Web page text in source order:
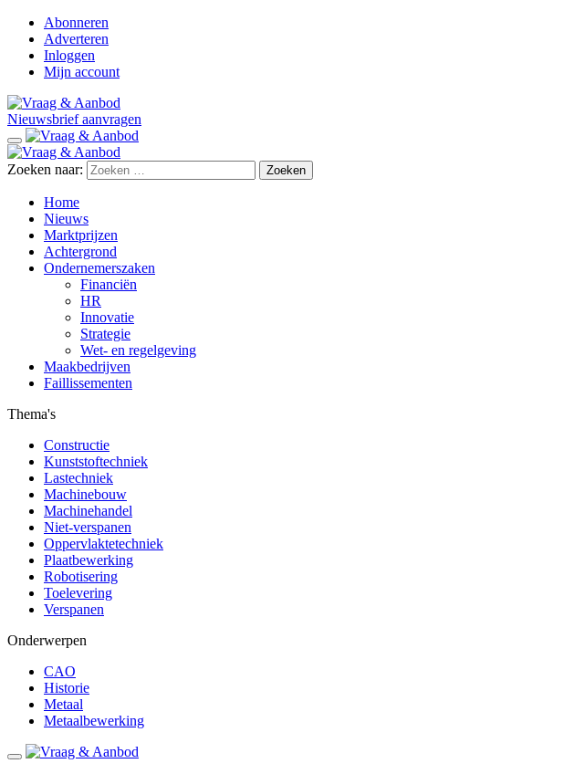
Abonneren
Adverteren
Inloggen
Mijn account
Nieuwsbrief aanvragen
Zoeken naar:
Home
Nieuws
Marktprijzen
Achtergrond
Ondernemerszaken
Financiën
HR
Innovatie
Strategie
Wet- en regelgeving
Maakbedrijven
Faillissementen
Thema's
Constructie
Kunststoftechniek
Lastechniek
Machinebouw
Machinehandel
Niet-verspanen
Oppervlaktetechniek
Plaatbewerking
Robotisering
Toelevering
Verspanen
Onderwerpen
CAO
Historie
Metaal
Metaalbewerking